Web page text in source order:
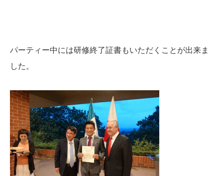
パーティー中には研修終了証書もいただくことが出来ま
した。